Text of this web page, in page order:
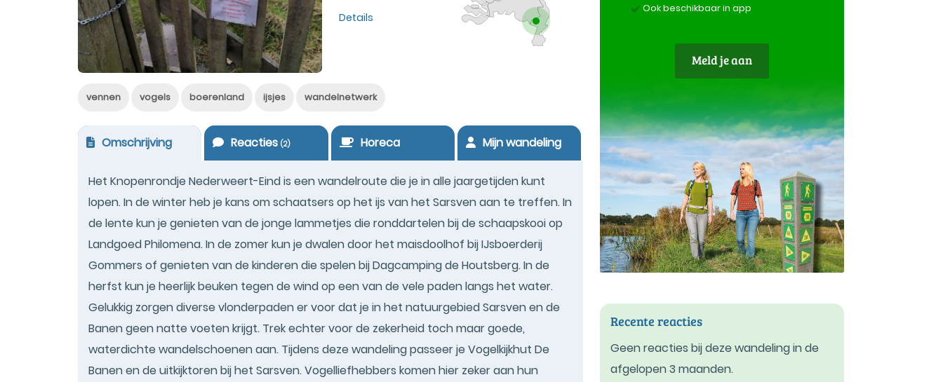
Details
vennen vogels boerenland ijsjes wandelnetwerk
Omschrijving Reacties(2) Horeca Mijn wandeling
Het Knopenrondje Nederweert-Eind is een wandelroute die je in alle jaargetijden kunt
lopen. In de winter heb je kans om schaatsers op het ijs van het Sarsven aan te treffen. In
de lente kun je genieten van de jonge lammetjes die ronddartelen bij de schaapskooi op
Landgoed Philomena. In de zomer kun je dwalen door het maisdoolhof bij IJsboerderij
Gommers of genieten van de kinderen die spelen bij Dagcamping de Houtsberg. In de
herfst kun je heerlijk beuken tegen de wind op een van de vele paden langs het water.
Gelukkig zorgen diverse vlonderpaden er voor dat je in het natuurgebied Sarsven en de
Banen geen natte voeten krijgt. Trek echter voor de zekerheid toch maar goede,
waterdichte wandelschoenen aan. Tijdens deze wandeling passeer je Vogelkijkhut De
Banen en de uitkijktoren bij het Sarsven. Vogelliefhebbers komen hier zeker aan hun
Ook beschikbaar in app
Meld je aan
Recente reacties
Geen reacties bij deze wandeling in de
afgelopen 3 maanden.